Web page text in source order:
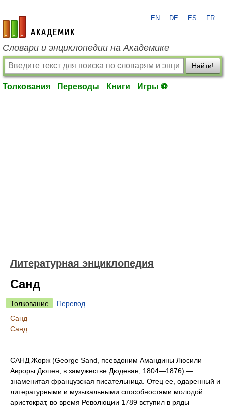
academic.ru
EN DE ES FR
Словари и энциклопедии на Академике
Найти!
Толкования Переводы Книги Игры ⚽
Литературная энциклопедия
Санд
Толкование
Перевод
Санд
Санд
САНД Жорж (George Sand, псевдоним Амандины Люсили
Авроры Дюпен, в замужестве Дюдеван, 1804—1876) —
знаменитая французская писательница. Отец ее, одаренный и
литературными и музыкальными способностями молодой
аристократ, во время Революции 1789 вступил в ряды